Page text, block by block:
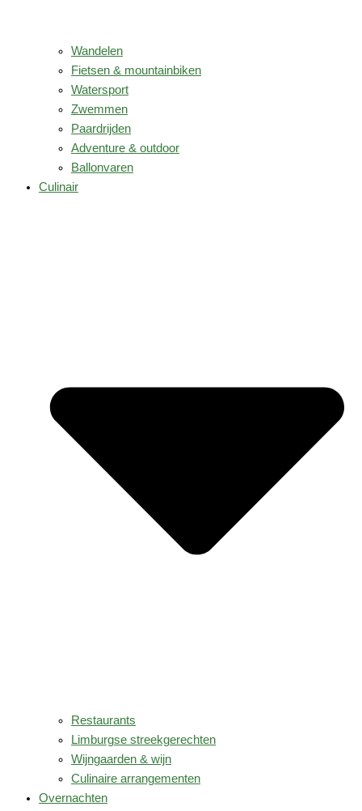
Wandelen
Fietsen & mountainbiken
Watersport
Zwemmen
Paardrijden
Adventure & outdoor
Ballonvaren
Culinair
Restaurants
Limburgse streekgerechten
Wijngaarden & wijn
Culinaire arrangementen
Overnachten